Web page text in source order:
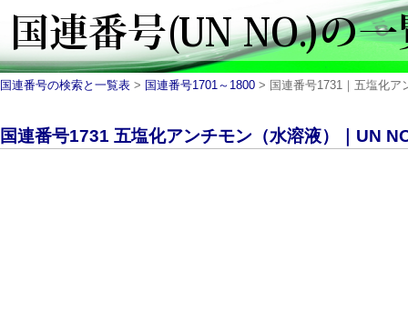
国連番号の検索と一覧表 > 国連番号1701～1800 > 国連番号1731｜五塩化ア
国連番号1731 五塩化アンチモン（水溶液）｜UN